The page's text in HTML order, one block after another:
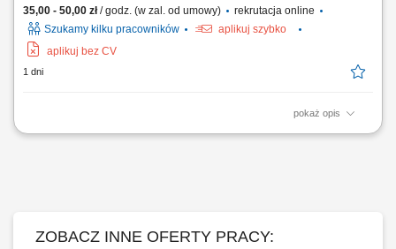
35,00 - 50,00 zł/ godz. (w zal. od umowy)
rekrutacja online
Szukamy kilku pracowników
aplikuj szybko
aplikuj bez CV
1 dni
pokaż opis
Zakres obowiązków Odbieranie i dostarczanie posiłków/zakupów;
ZOBACZ INNE OFERTY PRACY: